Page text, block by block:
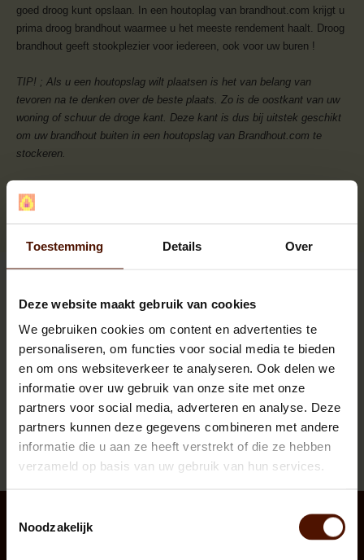
Toestemming Details Over
Deze website maakt gebruik van cookies
We gebruiken cookies om content en advertenties te
personaliseren, om functies voor social media te bieden
en om ons websiteverkeer te analyseren. Ook delen we
informatie over uw gebruik van onze site met onze
partners voor social media, adverteren en analyse. Deze
partners kunnen deze gegevens combineren met andere
informatie die u aan ze heeft verstrekt of die ze hebben
verzameld op basis van uw gebruik van hun services.
Noodzakelijk
goed droog kunt opslaan. In een houtoplag van brandhout.com krijgt u
prima droog brandhout waarmee u het meeste rendement haalt. Droog
brandhout geeft stookplezier voor iedereen, ook voor uw buren !
TIP! ; Als u een houtopslag wilt plaatsen is het van belang van
tevoren na te denken over de beste plaats. Zo is de oostkant van uw
woning of schuur de droge kant. Deze kant is dus bij uitstek geschikt
om uw brandhout buiten in een houtopslag van Brandhout.com te
stockeren.
Nederland.
Meerpalletkorting
Uitstekende service
Spaarpunten
Volg ons via